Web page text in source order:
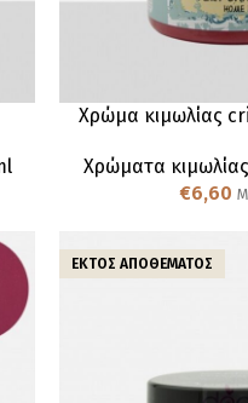
Χρώμα κιμωλίας
Χρώματα
€6,60
ΕΚΤΌΣ ΑΠΟΘΈΜΑΤΟΣ